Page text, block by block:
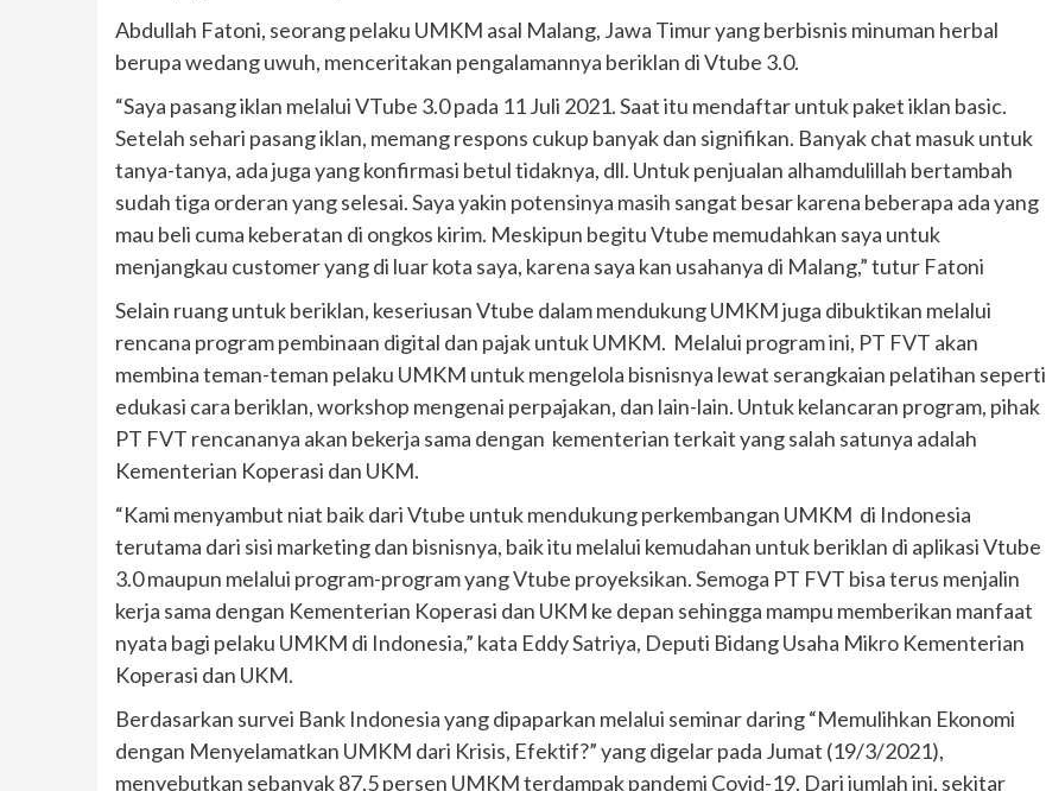
Abdullah Fatoni, seorang pelaku UMKM asal Malang, Jawa Timur yang berbisnis minuman herbal
berupa wedang uwuh, menceritakan pengalamannya beriklan di Vtube 3.0.
“Saya pasang iklan melalui VTube 3.0 pada 11 Juli 2021. Saat itu mendaftar untuk paket iklan basic.
Setelah sehari pasang iklan, memang respons cukup banyak dan signifikan. Banyak chat masuk untuk
tanya-tanya, ada juga yang konfirmasi betul tidaknya, dll. Untuk penjualan alhamdulillah bertambah
sudah tiga orderan yang selesai. Saya yakin potensinya masih sangat besar karena beberapa ada yang
mau beli cuma keberatan di ongkos kirim. Meskipun begitu Vtube memudahkan saya untuk
menjangkau customer yang di luar kota saya, karena saya kan usahanya di Malang,” tutur Fatoni
Selain ruang untuk beriklan, keseriusan Vtube dalam mendukung UMKM juga dibuktikan melalui
rencana program pembinaan digital dan pajak untuk UMKM. Melalui program ini, PT FVT akan
membina teman-teman pelaku UMKM untuk mengelola bisnisnya lewat serangkaian pelatihan seperti
edukasi cara beriklan, workshop mengenai perpajakan, dan lain-lain. Untuk kelancaran program, pihak
PT FVT rencananya akan bekerja sama dengan kementerian terkait yang salah satunya adalah
Kementerian Koperasi dan UKM.
“Kami menyambut niat baik dari Vtube untuk mendukung perkembangan UMKM di Indonesia
terutama dari sisi marketing dan bisnisnya, baik itu melalui kemudahan untuk beriklan di aplikasi Vtube
3.0 maupun melalui program-program yang Vtube proyeksikan. Semoga PT FVT bisa terus menjalin
kerja sama dengan Kementerian Koperasi dan UKM ke depan sehingga mampu memberikan manfaat
nyata bagi pelaku UMKM di Indonesia,” kata Eddy Satriya, Deputi Bidang Usaha Mikro Kementerian
Koperasi dan UKM.
Berdasarkan survei Bank Indonesia yang dipaparkan melalui seminar daring “Memulihkan Ekonomi
dengan Menyelamatkan UMKM dari Krisis, Efektif?” yang digelar pada Jumat (19/3/2021),
menyebutkan sebanyak 87,5 persen UMKM terdampak pandemi Covid-19. Dari jumlah ini, sekitar
Otomotif
Ducati Collezione 100 Debut di
Mugello, Usung 10 Desain Bersejarah
Ducati semakin istimewa dengan peluncuran
Collezione 100, sebuah koleksi motor edisi